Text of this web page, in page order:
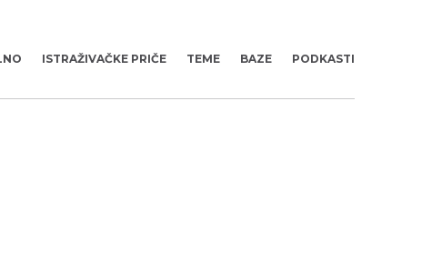
ISTRAŽIVAČKE PRIČE TEME BAZE PODKASTI